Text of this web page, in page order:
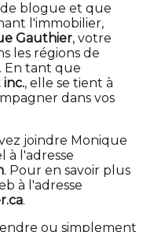
de blogue et que
l'immobilier,
Gauthier, votre
les régions de
En tant que
inc., elle se tient à
dans vos
joindre Monique
à l'adresse
. Pour en savoir plus
à l'adresse
.
ou simplement